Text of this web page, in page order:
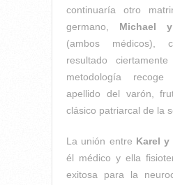
continuaría otro
germano, Michael
(ambos médicos),
resultado
metodología
apellido del varón,
clásico patriarcal de la
La unión entre Karel y
él médico y ella
exitosa para la